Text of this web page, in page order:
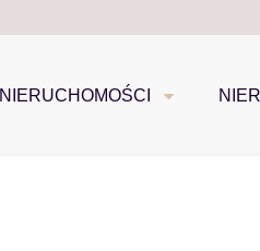
NIERUCHOMOŚCI